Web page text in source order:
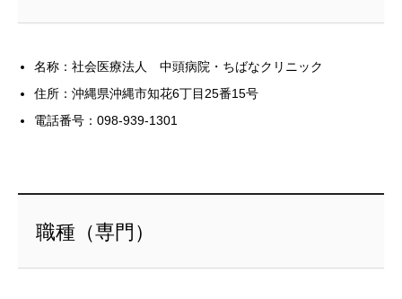
名称：社会医療法人 中頭病院・ちばなクリニック
住所：沖縄県沖縄市知花6丁目25番15号
電話番号：098‐939-1301
職種（専門）